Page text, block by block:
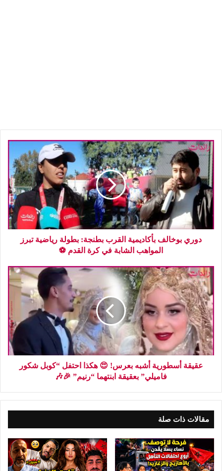
دوري بوخالف بأكاديمية القرب بطنجة: بطولة رياضية تبرز
المواهب الشابة في كرة القدم ⚽
عقيقة أسطورية أشبه بعرس! 😍 هكذا احتفل “كوبل شكور
فاميلي” بعقيقة ابنتهما “رنيم” 🎉🎶
مقالات ذات صلة